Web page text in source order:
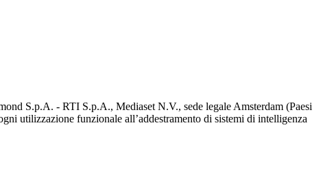
S.p.A. - RTI S.p.A., Mediaset N.V., sede legale Amsterdam (Paesi
utilizzazione funzionale all’addestramento di sistemi di intelligenza